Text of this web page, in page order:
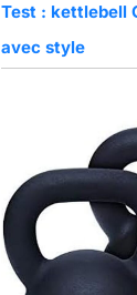
Test : kettlebell
avec style